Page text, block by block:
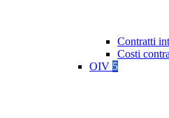
Contratti
Costi
OIV 5